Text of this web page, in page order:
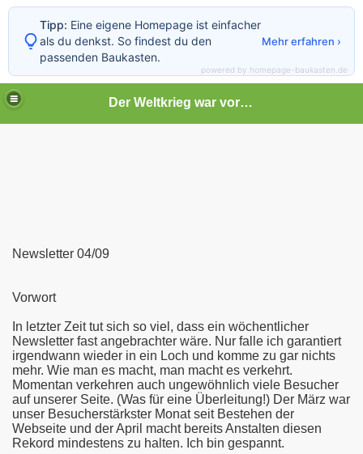
Der Weltkrieg war vor deiner Tür
Newsletter 04/09
Vorwort
In letzter Zeit tut sich so viel, dass ein wöchentlicher
Newsletter fast angebrachter wäre. Nur falle ich garantiert
irgendwann wieder in ein Loch und komme zu gar nichts
mehr. Wie man es macht, man macht es verkehrt.
Momentan verkehren auch ungewöhnlich viele Besucher
auf unserer Seite. (Was für eine Überleitung!) Der März war
unser Besucherstärkster Monat seit Bestehen der
Webseite und der April macht bereits Anstalten diesen
Rekord mindestens zu halten. Ich bin gespannt.
Tipp: Eine eigene Homepage ist einfacher
als du denkst. So findest du den
passenden Baukasten.
Mehr erfahren ›
powered by homepage-baukasten.de